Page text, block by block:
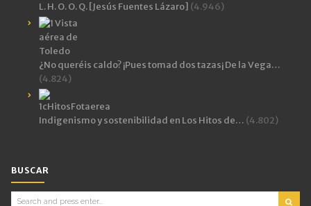
L. H. O. O. Q. [Jesús Fuentes Lázaro] (4.946)
¿No queréis caldo? ¡Pues tomad dos tazas¡ De la Vega…
(4.824)
Indigenismo y sostenibilidad en Los Hitos de… (4.802)
BUSCAR
Search